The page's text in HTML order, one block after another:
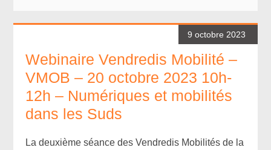
9 octobre 2023
Webinaire Vendredis Mobilité –
VMOB – 20 octobre 2023 10h-
12h – Numériques et mobilités
dans les Suds
La deuxième séance desVendredis Mobilités de la